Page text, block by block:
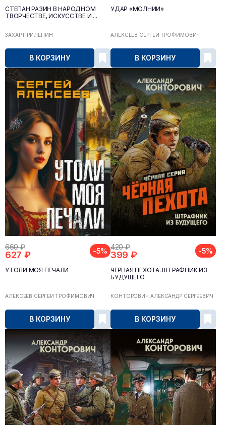
СТЕПАН РАЗИН В НАРОДНОМ
ТВОРЧЕСТВЕ, ИСКУССТВЕ И ...
ЗАХАР ПРИЛЕПИН
В КОРЗИНУ
УДАР «МОЛНИИ»
АЛЕКСЕЕВ СЕРГЕЙ ТРОФИМОВИЧ
В КОРЗИНУ
660 ₽
627 ₽ -5%
УТОЛИ МОЯ ПЕЧАЛИ
АЛЕКСЕЕВ СЕРГЕЙ ТРОФИМОВИЧ
В КОРЗИНУ
420 ₽
399 ₽ -5%
ЧЁРНАЯ ПЕХОТА. ШТРАФНИК ИЗ
БУДУЩЕГО
КОНТОРОВИЧ АЛЕКСАНДР СЕРГЕЕВИЧ
В КОРЗИНУ